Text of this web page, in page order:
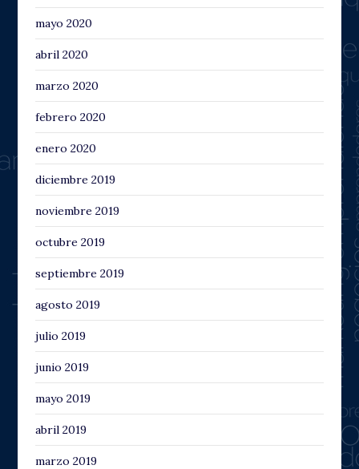
mayo 2020
abril 2020
marzo 2020
febrero 2020
enero 2020
diciembre 2019
noviembre 2019
octubre 2019
septiembre 2019
agosto 2019
julio 2019
junio 2019
mayo 2019
abril 2019
marzo 2019